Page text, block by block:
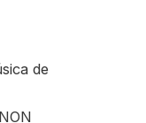
de